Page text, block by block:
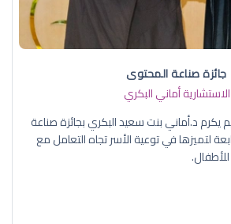
جائزة صناعة المحتوى
الاستشارية أماني البكري
د.أماني بنت سعيد البكري بجائزة صناعة
لتميزها في توعية الأسر تجاه التعامل مع